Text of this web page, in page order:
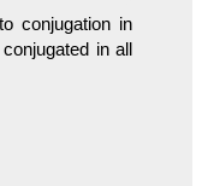
conjugation in
in all